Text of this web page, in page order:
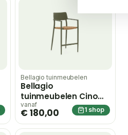
Bellagio tuinmeubelen
Bellagio
tuinmeubelen Cino
barstoel stapelbaar
– Groen
vanaf
€ 180,00 1 shop